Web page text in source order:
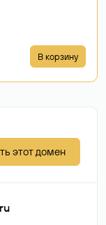
В корзину
этот домен